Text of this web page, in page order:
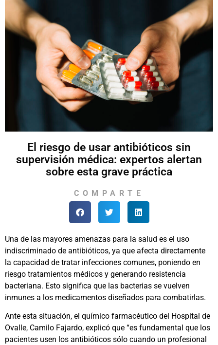
El riesgo de usar antibióticos sin
supervisión médica: expertos alertan
sobre esta grave práctica
COMPARTE
Una de las mayores amenazas para la salud es el uso
indiscriminado de antibióticos, ya que afecta directamente
la capacidad de tratar infecciones comunes, poniendo en
riesgo tratamientos médicos y generando resistencia
bacteriana. Esto significa que las bacterias se vuelven
inmunes a los medicamentos diseñados para combatirlas.
Ante esta situación, el químico farmacéutico del Hospital de
Ovalle, Camilo Fajardo, explicó que “es fundamental que los
pacientes usen los antibióticos sólo cuando un profesional